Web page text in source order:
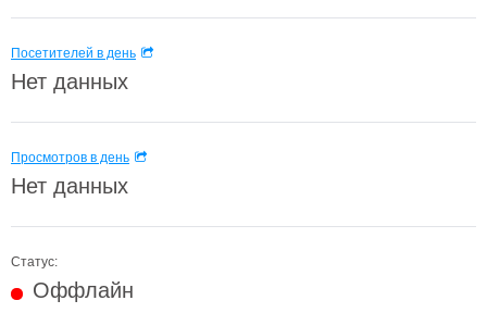
Посетителей в день
Нет данных
Просмотров в день
Нет данных
Статус:
Оффлайн